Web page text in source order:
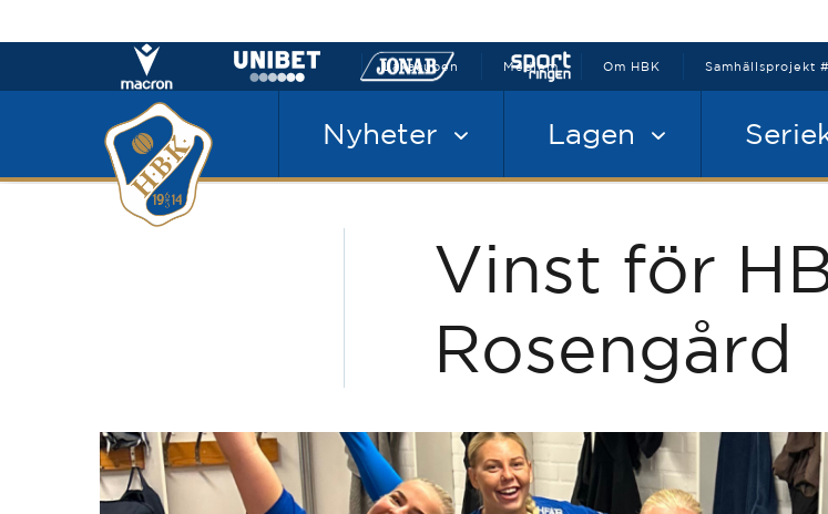
Nyheter Lagen
Laxacupen Medlem Om HBK Samhällsprojekt
Vinst för
Rosengård